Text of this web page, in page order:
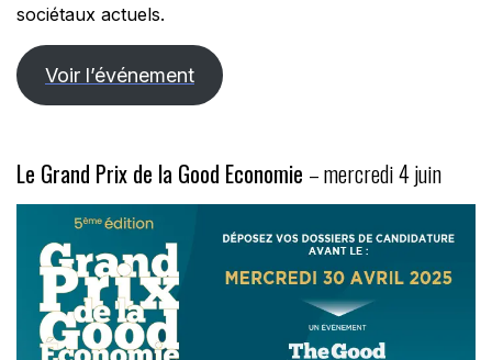
sociétaux actuels.
Voir l’événement
Le Grand Prix de la Good Economie – mercredi 4 juin